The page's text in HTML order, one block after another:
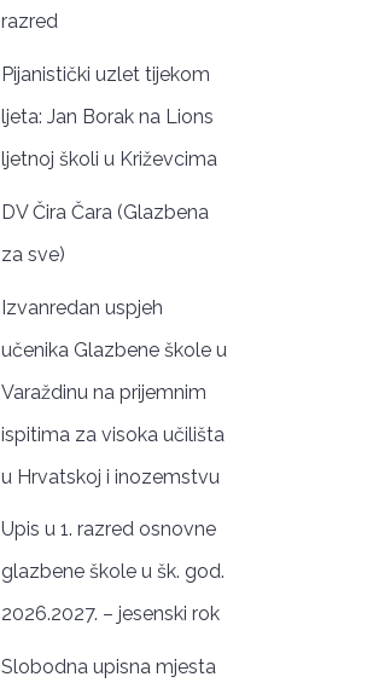
razred
Pijanistički uzlet tijekom
ljeta: Jan Borak na Lions
ljetnoj školi u Križevcima
DV Čira Čara (Glazbena
za sve)
Izvanredan uspjeh
učenika Glazbene škole u
Varaždinu na prijemnim
ispitima za visoka učilišta
u Hrvatskoj i inozemstvu
Upis u 1. razred osnovne
glazbene škole u šk. god.
2026.2027. – jesenski rok
Slobodna upisna mjesta